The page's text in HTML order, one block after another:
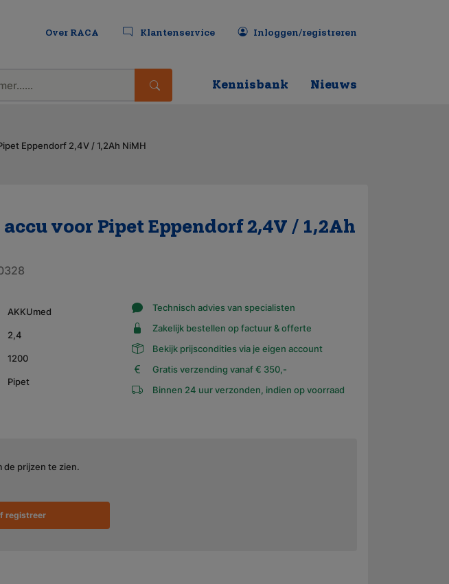
Over RACA Klantenservice Inloggen/registreren
Kennisbank Nieuws
Eppendorf 2,4V / 1,2Ah NiMH
voor Pipet Eppendorf 2,4V / 1,2Ah
AKKUmed
2,4
1200
Pipet
Technisch advies van specialisten
Zakelijk bestellen op factuur & offerte
Bekijk prijscondities via je eigen account
Gratis verzending vanaf € 350,-
Binnen 24 uur verzonden, indien op voorraad
de prijzen te zien.
registreer